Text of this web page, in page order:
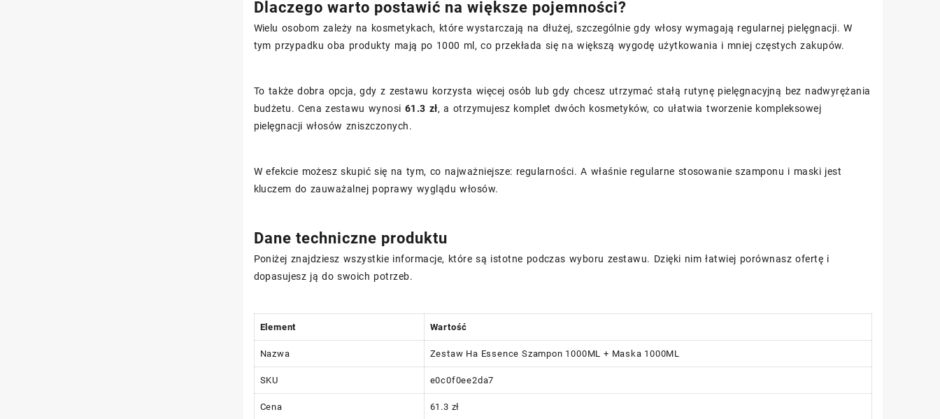
Dlaczego warto postawić na większe pojemności?
Wielu osobom zależy na kosmetykach, które wystarczają na dłużej, szczególnie gdy włosy wymagają regularnej pielęgnacji. W
tym przypadku oba produkty mają po 1000 ml, co przekłada się na większą wygodę użytkowania i mniej częstych zakupów.
To także dobra opcja, gdy z zestawu korzysta więcej osób lub gdy chcesz utrzymać stałą rutynę pielęgnacyjną bez nadwyrężania
budżetu. Cena zestawu wynosi 61.3 zł, a otrzymujesz komplet dwóch kosmetyków, co ułatwia tworzenie kompleksowej
pielęgnacji włosów zniszczonych.
W efekcie możesz skupić się na tym, co najważniejsze: regularności. A właśnie regularne stosowanie szamponu i maski jest
kluczem do zauważalnej poprawy wyglądu włosów.
Dane techniczne produktu
Poniżej znajdziesz wszystkie informacje, które są istotne podczas wyboru zestawu. Dzięki nim łatwiej porównasz ofertę i
dopasujesz ją do swoich potrzeb.
Element Wartość
Nazwa Zestaw Ha Essence Szampon 1000ML + Maska 1000ML
SKU e0c0f0ee2da7
Cena 61.3 zł